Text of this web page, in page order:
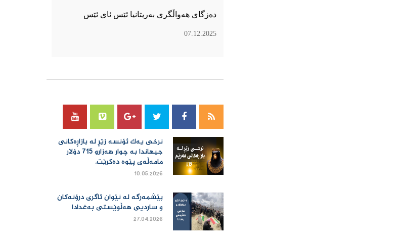
دەزگای هەواڵگری بەریتانیا ئێس ئای ئێس
07.12.2025
نرخی یەك ئۆنسە زێڕ لە بازاڕەكانی
جیهاندا بە چوار هەزارو 715 دۆلار
مامەڵەی پێوە دەكرێت.
10.05.2026
پێشمەرگە لە نێوان ئاگری درۆنەکان
و ساردیی هەڵوێستی بەغدادا
27.04.2026